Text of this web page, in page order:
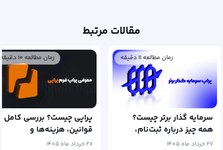
مقالات مرتبط
زمان مطالعه ۱۱ دقیقه
سرمایه گذار برتر چیست؟
همه چیز درباره ثبت‌نام،
اعتبار، پلن‌ها و واریز سود
۲۷ خرداد ماه ۱۴۰۵
زمان مطالعه ۱۰ دقیقه
پراپی چیست؟ بررسی کامل
قوانین، هزینه‌ها و
حساب‌های فعال
۲۷ خرداد ماه ۱۴۰۵